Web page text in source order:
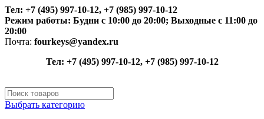
Тел: +7 (495) 997-10-12, +7 (985) 997-10-12
Режим работы: Будни с 10:00 до 20:00; Выходные с 11:00 до
20:00
Почта: fourkeys@yandex.ru
Тел: +7 (495) 997-10-12, +7 (985) 997-10-12
Выбрать категорию